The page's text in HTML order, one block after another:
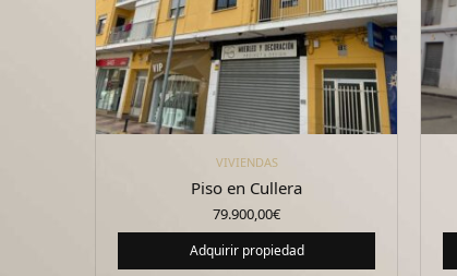
VIVIENDAS
Piso en Cullera
79.900,00€
Adquirir propiedad